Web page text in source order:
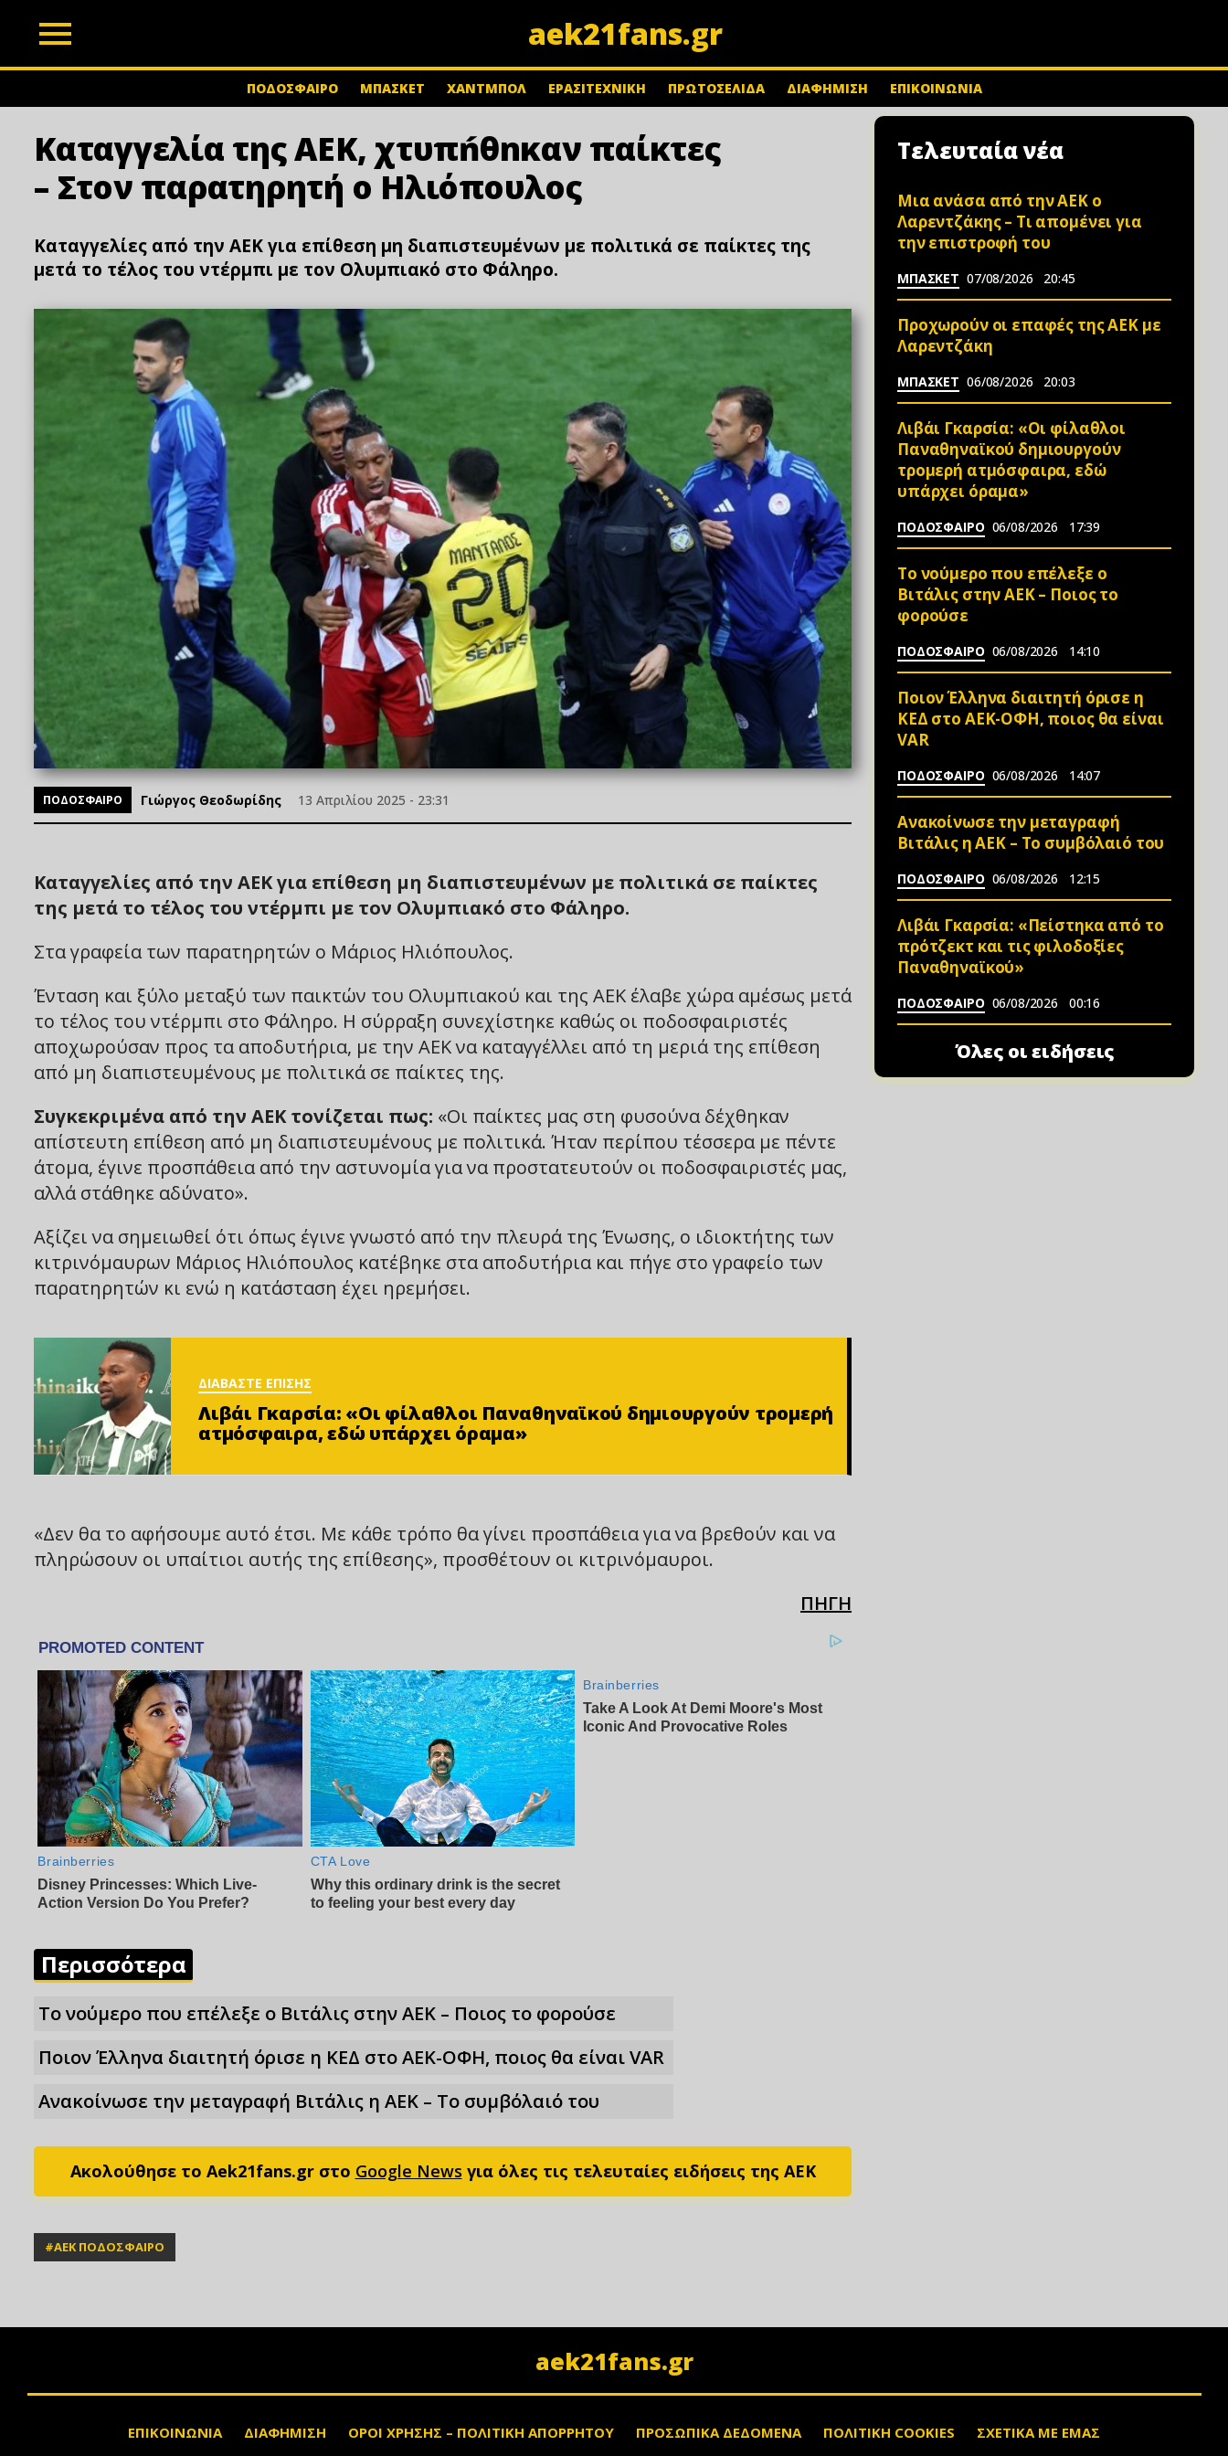
aek21fans.gr
ΠΟΔΟΣΦΑΙΡΟ ΜΠΑΣΚΕΤ ΧΑΝΤΜΠΟΛ ΕΡΑΣΙΤΕΧΝΙΚΗ ΠΡΩΤΟΣΕΛΙΔΑ ΔΙΑΦΗΜΙΣΗ ΕΠΙΚΟΙΝΩΝΙΑ
Καταγγελία της ΑΕΚ, χτυπńθnκαν παίκτες
– Στον παρατηρητή ο Ηλιόπουλος
Καταγγελίες από την ΑΕΚ για επίθεση μη διαπιστευμένων με πολιτικά σε παίκτες της
μετά το τέλος του ντέρμπι με τον Ολυμπιακό στο Φάληρο.
ΠΟΔΟΣΦΑΙΡΟ Γιώργος Θεοδωρίδης 13 Απριλίου 2025 - 23:31
Καταγγελίες από την ΑΕΚ για επίθεση μη διαπιστευμένων με πολιτικά σε παίκτες
της μετά το τέλος του ντέρμπι με τον Ολυμπιακό στο Φάληρο.
Στα γραφεία των παρατηρητών ο Μάριος Ηλιόπουλος.
Ένταση και ξύλο μεταξύ των παικτών του Ολυμπιακού και της ΑΕΚ έλαβε χώρα αμέσως μετά
το τέλος του ντέρμπι στο Φάληρο. Η σύρραξη συνεχίστηκε καθώς οι ποδοσφαιριστές
αποχωρούσαν προς τα αποδυτήρια, με την ΑΕΚ να καταγγέλλει από τη μεριά της επίθεση
από μη διαπιστευμένους με πολιτικά σε παίκτες της.
Συγκεκριμένα από την ΑΕΚ τονίζεται πως: «Οι παίκτες μας στη φυσούνα δέχθηκαν
απίστευτη επίθεση από μη διαπιστευμένους με πολιτικά. Ήταν περίπου τέσσερα με πέντε
άτομα, έγινε προσπάθεια από την αστυνομία για να προστατευτούν οι ποδοσφαιριστές μας,
αλλά στάθηκε αδύνατο».
Αξίζει να σημειωθεί ότι όπως έγινε γνωστό από την πλευρά της Ένωσης, ο ιδιοκτήτης των
κιτρινόμαυρων Μάριος Ηλιόπουλος κατέβηκε στα αποδυτήρια και πήγε στο γραφείο των
παρατηρητών κι ενώ η κατάσταση έχει ηρεμήσει.
ΔΙΑΒΑΣΤΕ ΕΠΙΣΗΣ
Λιβάι Γκαρσία: «Οι φίλαθλοι Παναθηναϊκού δημιουργούν τρομερή
ατμόσφαιρα, εδώ υπάρχει όραμα»
«Δεν θα το αφήσουμε αυτό έτσι. Με κάθε τρόπο θα γίνει προσπάθεια για να βρεθούν και να
πληρώσουν οι υπαίτιοι αυτής της επίθεσης», προσθέτουν οι κιτρινόμαυροι.
ΠΗΓΗ
Περισσότερα
Το νούμερο που επέλεξε ο Βιτάλις στην ΑΕΚ – Ποιος το φορούσε
Ποιον Έλληνα διαιτητή όρισε η ΚΕΔ στο ΑΕΚ-ΟΦΗ, ποιος θα είναι VAR
Ανακοίνωσε την μεταγραφή Βιτάλις η ΑΕΚ – Το συμβόλαιό του
Ακολούθησε το Aek21fans.gr στο Google News για όλες τις τελευταίες ειδήσεις της ΑΕΚ
#ΑΕΚ ΠΟΔΟΣΦΑΙΡΟ
Τελευταία νέα
Μια ανάσα από την ΑΕΚ ο
Λαρεντζάκης – Τι απομένει για
την επιστροφή του
ΜΠΑΣΚΕΤ 07/08/2026 20:45
Προχωρούν οι επαφές της ΑΕΚ με
Λαρεντζάκη
ΜΠΑΣΚΕΤ 06/08/2026 20:03
Λιβάι Γκαρσία: «Οι φίλαθλοι
Παναθηναϊκού δημιουργούν
τρομερή ατμόσφαιρα, εδώ
υπάρχει όραμα»
ΠΟΔΟΣΦΑΙΡΟ 06/08/2026 17:39
Το νούμερο που επέλεξε ο
Βιτάλις στην ΑΕΚ – Ποιος το
φορούσε
ΠΟΔΟΣΦΑΙΡΟ 06/08/2026 14:10
Ποιον Έλληνα διαιτητή όρισε η
ΚΕΔ στο ΑΕΚ-ΟΦΗ, ποιος θα είναι
VAR
ΠΟΔΟΣΦΑΙΡΟ 06/08/2026 14:07
Ανακοίνωσε την μεταγραφή
Βιτάλις η ΑΕΚ – Το συμβόλαιό του
ΠΟΔΟΣΦΑΙΡΟ 06/08/2026 12:15
Λιβάι Γκαρσία: «Πείστηκα από το
πρότζεκτ και τις φιλοδοξίες
Παναθηναϊκού»
ΠΟΔΟΣΦΑΙΡΟ 06/08/2026 00:16
Όλες οι ειδήσεις
aek21fans.gr
ΕΠΙΚΟΙΝΩΝΙΑ ΔΙΑΦΗΜΙΣΗ ΟΡΟΙ ΧΡΗΣΗΣ – ΠΟΛΙΤΙΚΗ ΑΠΟΡΡΗΤΟΥ ΠΡΟΣΩΠΙΚΑ ΔΕΔΟΜΕΝΑ ΠΟΛΙΤΙΚΗ COOKIES ΣΧΕΤΙΚΑ ΜΕ ΕΜΑΣ